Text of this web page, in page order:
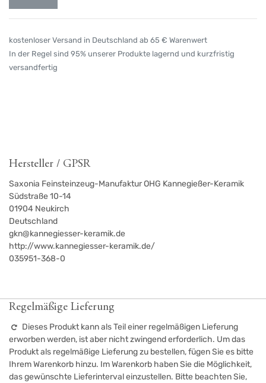
kostenloser Versand in Deutschland ab 65 € Warenwert
In der Regel sind 95% unserer Produkte lagernd und kurzfristig
versandfertig
Hersteller / GPSR
Saxonia Feinsteinzeug-Manufaktur OHG Kannegießer-Keramik
Südstraße 10-14
01904 Neukirch
Deutschland
gkn@kannegiesser-keramik.de
http://www.kannegiesser-keramik.de/
035951-368-0
Regelmäßige Lieferung
Dieses Produkt kann als Teil einer regelmäßigen Lieferung
erworben werden, ist aber nicht zwingend erforderlich. Um das
Produkt als regelmäßige Lieferung zu bestellen, fügen Sie es bitte
Ihrem Warenkorb hinzu. Im Warenkorb haben Sie die Möglichkeit,
das gewünschte Lieferinterval einzustellen. Bitte beachten Sie,